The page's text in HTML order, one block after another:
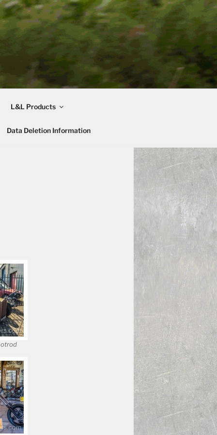
L&L Products
Data Deletion Information